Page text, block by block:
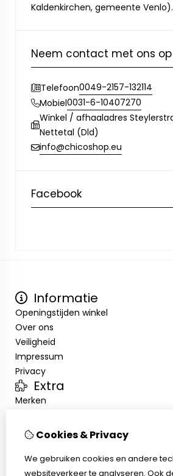
Kaldenkirchen, gemeente Venlo).
Neem contact met ons op
Telefoon0049-2157-132114
Mobiel0031-6-10407270
Winkel / afhaaladres
Nettetal (Dld)
info@chicoshop.eu
Facebook
Informatie
Openingstijden winkel
Over ons
Veiligheid
Impressum
Privacy
Extra
Merken
Klantenservice
Sitemap
Cookies & Privacy
We gebruiken cookies en andere
websiteverkeer te analyseren. Ook